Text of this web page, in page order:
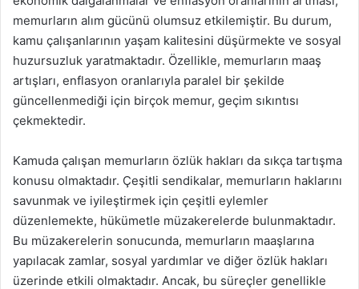
memurların alım gücünü olumsuz etkilemiştir. Bu durum,
kamu çalışanlarının yaşam kalitesini düşürmekte ve sosyal
huzursuzluk yaratmaktadır. Özellikle, memurların maaş
artışları, enflasyon oranlarıyla paralel bir şekilde
güncellenmediği için birçok memur, geçim sıkıntısı
çekmektedir.
Kamuda çalışan memurların özlük hakları da sıkça tartışma
konusu olmaktadır. Çeşitli sendikalar, memurların haklarını
savunmak ve iyileştirmek için çeşitli eylemler
düzenlemekte, hükümetle müzakerelerde bulunmaktadır.
Bu müzakerelerin sonucunda, memurların maaşlarına
yapılacak zamlar, sosyal yardımlar ve diğer özlük hakları
üzerinde etkili olmaktadır. Ancak, bu süreçler genellikle